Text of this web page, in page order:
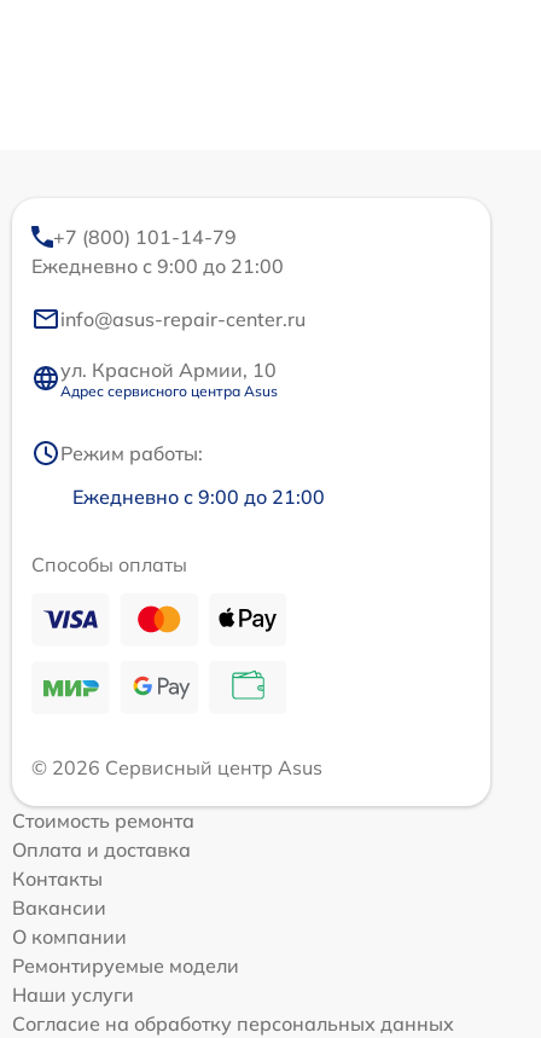
+7 (800) 101-14-79
Ежедневно с 9:00 до 21:00
info@asus-repair-center.ru
ул. Красной Армии, 10
Адрес сервисного центра Asus
Режим работы:
Ежедневно с 9:00 до 21:00
Способы оплаты
© 2026 Сервисный центр Asus
Стоимость ремонта
Оплата и доставка
Контакты
Вакансии
О компании
Ремонтируемые модели
Наши услуги
Согласие на обработку персональных данных